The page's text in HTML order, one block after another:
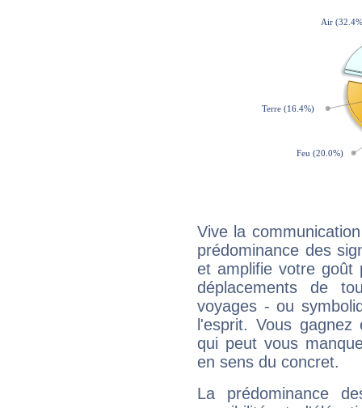
Vive la
prédominance des
et amplifie votre goût
déplacements de
voyages - ou
l'esprit. Vous
qui peut vous
en sens du concret.
La prédominance